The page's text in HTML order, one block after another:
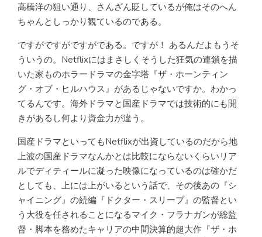
高橋洋の狙い通り、さんざん貶しているが俺はそのへん
ちゃんとしっかり観ているのである。
ですがですがですがである。ですが！ あるんだよもうそ
ういうの。Netflixにはまさしくそうした狂気の連鎖を描
いた家ものホラードラマの金字塔『ザ・ホーンティン
グ・オブ・ヒルハウス』があるじゃないですか。わかっ
てるんです。海外ドラマと国産ドラマでは技術的にも開
きがあるし何より資金力が違う。
国産ドラマといってもNetflixが出資しているのだから地
上波の国産ドラマなんかとは比較にならないくらいリア
ルでディティールに凝った映像になっているのは確かだ
としても、上には上がいるという話で、その後あの『シ
ャイニング』の続編『ドクター・スリープ』の監督とい
う大役を任されることになるマイク・フラナガンが総監
督・脚本を務めたキャリアの中間決算的超大作『ザ・ホ